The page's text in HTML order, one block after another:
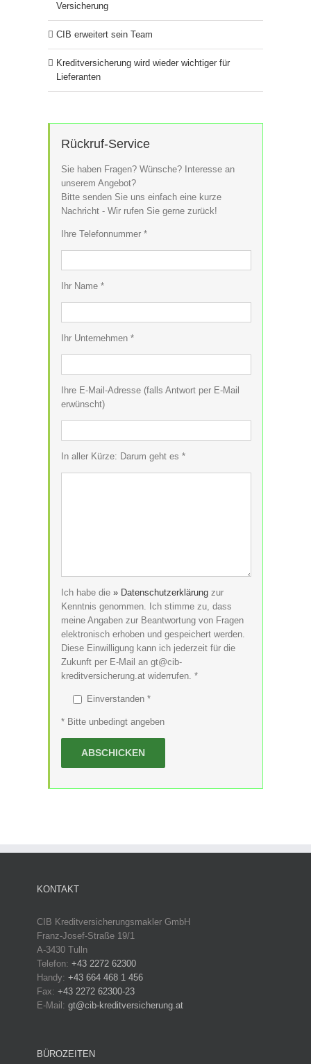
Versicherung
CIB erweitert sein Team
Kreditversicherung wird wieder wichtiger für
Lieferanten
Rückruf-Service
Sie haben Fragen? Wünsche? Interesse an
unserem Angebot?
Bitte senden Sie uns einfach eine kurze
Nachricht - Wir rufen Sie gerne zurück!
Ihre Telefonnummer *
Ihr Name *
Ihr Unternehmen *
Ihre E-Mail-Adresse (falls Antwort per E-Mail
erwünscht)
In aller Kürze: Darum geht es *
Ich habe die » Datenschutzerklärungzur
Kenntnis genommen. Ich stimme zu, dass
meine Angaben zur Beantwortung von Fragen
elektronisch erhoben und gespeichert werden.
Diese Einwilligung kann ich jederzeit für die
Zukunft per E-Mail an gt@cib-
kreditversicherung.at widerrufen. *
Einverstanden *
* Bitte unbedingt angeben
KONTAKT
CIB Kreditversicherungsmakler GmbH
Franz-Josef-Straße 19/1
A-3430 Tulln
Telefon: +43 2272 62300
Handy: +43 664 468 1 456
Fax: +43 2272 62300-23
E-Mail: gt@cib-kreditversicherung.at
BÜROZEITEN